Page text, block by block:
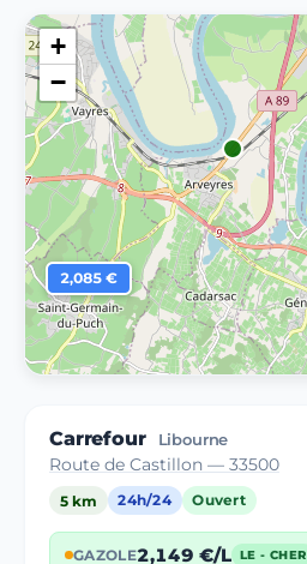
2,085 €
+
−
Carrefour Libourne
Route de Castillon — 33500
5 km 24h/24 Ouvert
GAZOLE2,149 €/L LE - CHER